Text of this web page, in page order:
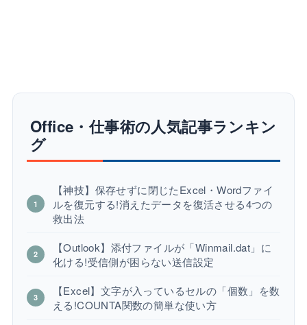
Office・仕事術の人気記事ランキン
グ
【神技】保存せずに閉じたExcel・Wordファイ
ルを復元する!消えたデータを復活させる4つの
救出法
【Outlook】添付ファイルが「Winmail.dat」に
化ける!受信側が困らない送信設定
【Excel】文字が入っているセルの「個数」を数
える!COUNTA関数の簡単な使い方